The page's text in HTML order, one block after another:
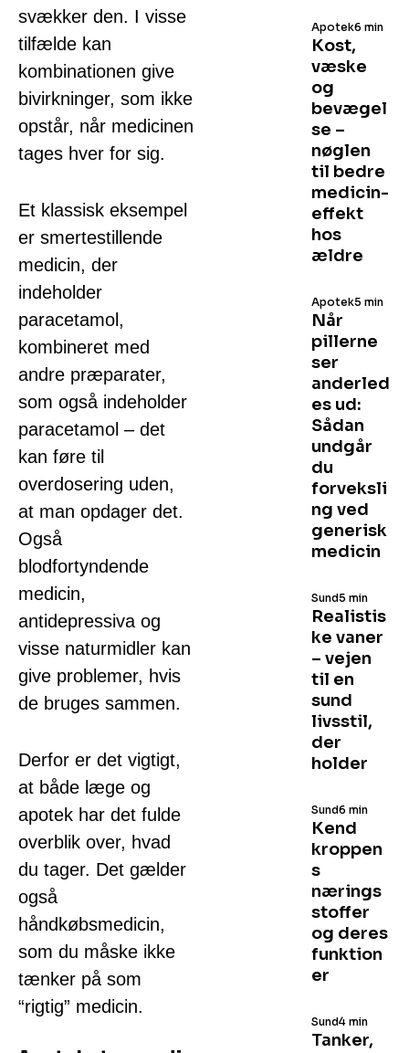
svækker den. I visse
tilfælde kan
kombinationen give
bivirkninger, som ikke
opstår, når medicinen
tages hver for sig.
Et klassisk eksempel
er smertestillende
medicin, der
indeholder
paracetamol,
kombineret med
andre præparater,
som også indeholder
paracetamol – det
kan føre til
overdosering uden,
at man opdager det.
Også
blodfortyndende
medicin,
antidepressiva og
visse naturmidler kan
give problemer, hvis
de bruges sammen.
Derfor er det vigtigt,
at både læge og
apotek har det fulde
overblik over, hvad
du tager. Det gælder
også
håndkøbsmedicin,
som du måske ikke
tænker på som
“rigtig” medicin.
Kost,
væske
og
bevægel
se –
nøglen
til bedre
medicin­
effekt
hos
ældre
Apotek6 min
Når
pillerne
ser
anderled
es ud:
Sådan
undgår
du
forveksli
ng ved
generisk
medicin
Apotek5 min
Realistis
ke vaner
– vejen
til en
sund
livsstil,
der
holder
Sund5 min
Kend
kroppen
s
nærings
stoffer
og deres
funktion
er
Sund6 min
Tanker,
Sund4 min